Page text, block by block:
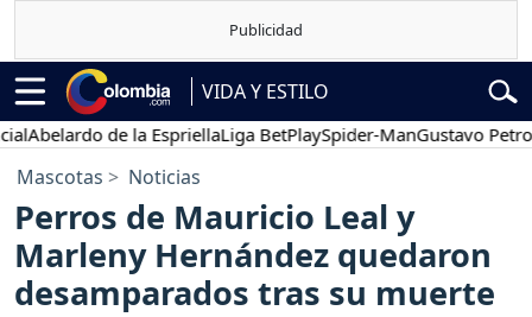
VIDA Y ESTILO
de la EspriellaLiga BetPlaySpider-ManGustavo Petro
Mascotas Noticias
Perros de Mauricio Leal y
Marleny Hernández quedaron
desamparados tras su muerte